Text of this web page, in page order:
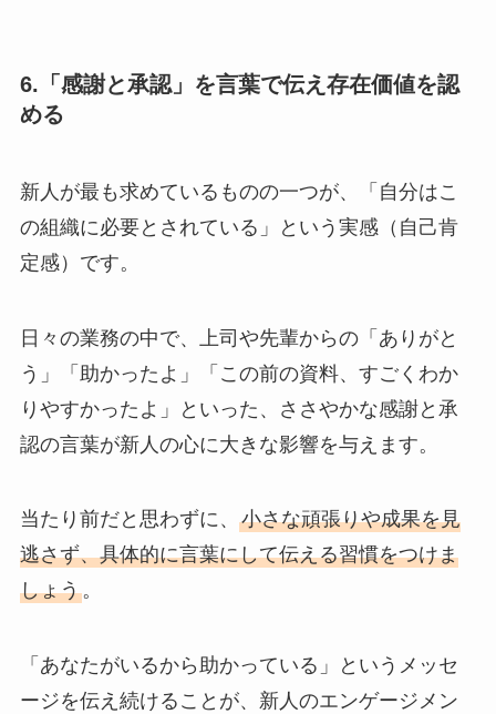
6.「感謝と承認」を言葉で伝え存在価値を認
める
新人が最も求めているものの一つが、「自分はこ
の組織に必要とされている」という実感（自己肯
定感）です。
日々の業務の中で、上司や先輩からの「ありがと
う」「助かったよ」「この前の資料、すごくわか
りやすかったよ」といった、ささやかな感謝と承
認の言葉が新人の心に大きな影響を与えます。
当たり前だと思わずに、 小さな頑張りや成果を見
逃さず、具体的に言葉にして伝える習慣をつけま
しょう。
「あなたがいるから助かっている」というメッセ
ージを伝え続けることが、新人のエンゲージメン